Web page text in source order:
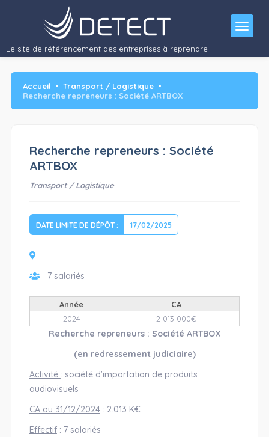
Recherche repreneurs : Société ARTBOX
(en redressement judiciaire)
: société…"/>
Le site de référencement des entreprises à reprendre
Accueil
Transport / Logistique
Recherche repreneurs : Société ARTBOX
Recherche repreneurs : Société
ARTBOX
Transport / Logistique
DATE LIMITE DE DÉPÔT : 17/02/2025
7 salariés
Année
CA
2024
2 013 000€
Recherche repreneurs : Société ARTBOX
(en redressement judiciaire)
Activité : société d'importation de produits
audiovisuels
CA au 31/12/2024: 2.013 K€
Effectif: 7 salariés